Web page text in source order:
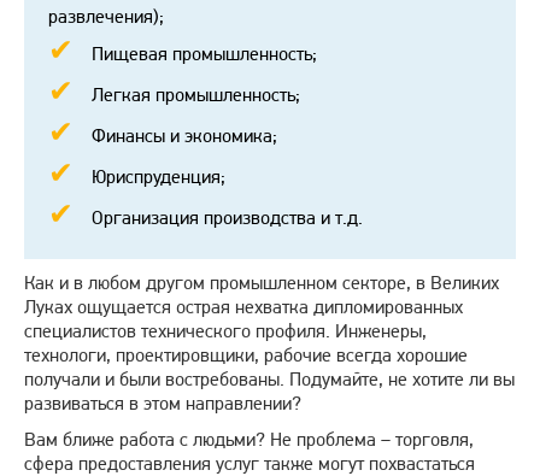
развлечения);
Пищевая промышленность;
Легкая промышленность;
Финансы и экономика;
Юриспруденция;
Организация производства и т.д.
Как и в любом другом промышленном секторе, в Великих
Луках ощущается острая нехватка дипломированных
специалистов технического профиля. Инженеры,
технологи, проектировщики, рабочие всегда хорошие
получали и были востребованы. Подумайте, не хотите ли вы
развиваться в этом направлении?
Вам ближе работа с людьми? Не проблема – торговля,
сфера предоставления услуг также могут похвастаться